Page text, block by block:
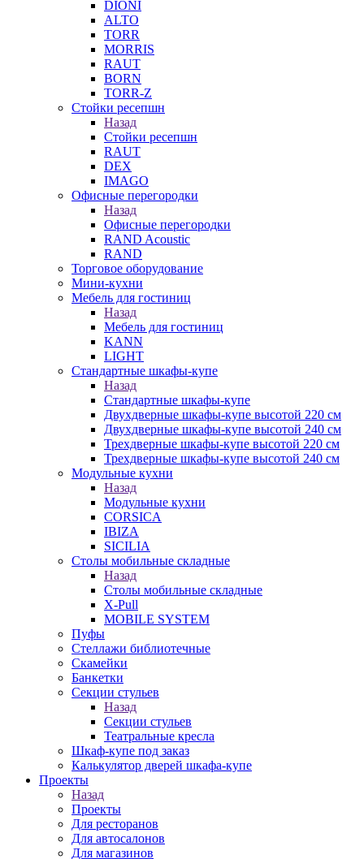
DIONI
ALTO
TORR
MORRIS
RAUT
BORN
TORR-Z
Стойки ресепшн
Назад
Стойки ресепшн
RAUT
DEX
IMAGO
Офисные перегородки
Назад
Офисные перегородки
RAND Acoustic
RAND
Торговое оборудование
Мини-кухни
Мебель для гостиниц
Назад
Мебель для гостиниц
KANN
LIGHT
Стандартные шкафы-купе
Назад
Стандартные шкафы-купе
Двухдверные шкафы-купе высотой 220 см
Двухдверные шкафы-купе высотой 240 см
Трехдверные шкафы-купе высотой 220 см
Трехдверные шкафы-купе высотой 240 см
Модульные кухни
Назад
Модульные кухни
CORSICA
IBIZA
SICILIA
Столы мобильные складные
Назад
Столы мобильные складные
X-Pull
MOBILE SYSTEM
Пуфы
Стеллажи библиотечные
Скамейки
Банкетки
Секции стульев
Назад
Секции стульев
Театральные кресла
Шкаф-купе под заказ
Калькулятор дверей шкафа-купе
Проекты
Назад
Проекты
Для ресторанов
Для автосалонов
Для магазинов